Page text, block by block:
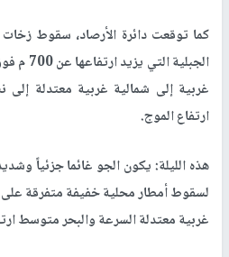
كما توقعت دائرة الأرصاد، سقوط
غربية إلى شمالية غربية معتدلة
ارتفاع الموج.
هذه الليلة: يكون الجو غائما جزئياً
لسقوط أمطار محلية خفيفة متفرقة على
غربية معتدلة السرعة والبحر متوسط